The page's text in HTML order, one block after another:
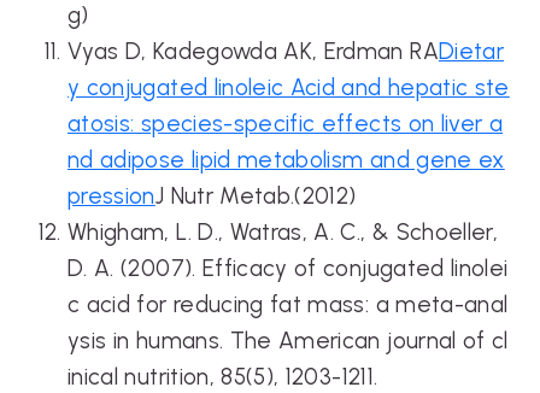
g)
Vyas D, Kadegowda AK, Erdman RADietar
y conjugated linoleic Acid and hepatic ste
atosis: species-specific effects on liver a
nd adipose lipid metabolism and gene ex
pressionJ Nutr Metab.(2012)
Whigham, L. D., Watras, A. C., & Schoeller,
D. A. (2007). Efficacy of conjugated linolei
c acid for reducing fat mass: a meta-anal
ysis in humans. The American journal of cl
inical nutrition, 85(5), 1203-1211.